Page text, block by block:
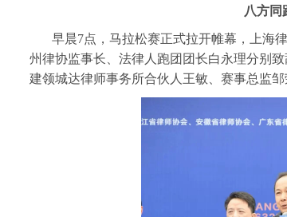
八方同
早晨7点，马拉松赛正式拉开帷幕，上海
州律协监事长、法律人跑团团长白永理分别
建领城达律师事务所合伙人王敏、赛事总监邹